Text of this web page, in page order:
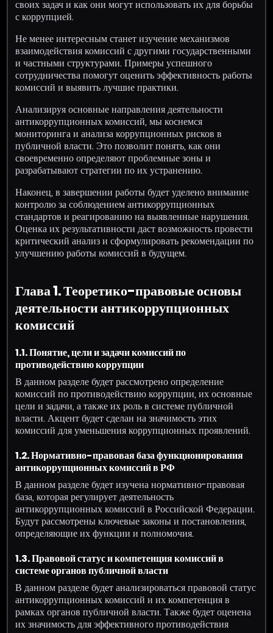
своих задач и как они могут использовать их для борьбы
с коррупцией.
Не менее интересным станет изучение механизмов
взаимодействия комиссий с другими государственными
и частными структурами. Примеры успешного
сотрудничества помогут оценить эффективность работы
комиссий и выявить лучшие практики.
Анализируя основные направления деятельности
антикоррупционных комиссий, мы коснемся
мониторинга и анализа коррупционных рисков в
публичной власти. Это позволит понять, как они
своевременно определяют проблемные зоны и
разрабатывают стратегии по их устранению.
Наконец, в завершении работы будет уделено внимание
контролю за соблюдением антикоррупционных
стандартов и реагированию на выявленные нарушения.
Оценка их результативности даст возможность провести
критический анализ и сформулировать рекомендации по
улучшению работы комиссий в будущем.
Глава 1. Теоретико-правовые основы
деятельности антикоррупционных
комиссий
1.1. Понятие, цели и задачи комиссий по
противодействию коррупции
В данном разделе будет рассмотрено определение
комиссий по противодействию коррупции, их основные
цели и задачи, а также их роль в системе публичной
власти. Акцент будет сделан на значимость этих
комиссий для уменьшения коррупционных проявлений.
1.2. Нормативно-правовая база функционирования
антикоррупционных комиссий в РФ
В данном разделе будет изучена нормативно-правовая
база, которая регулирует деятельность
антикоррупционных комиссий в Российской Федерации.
Будут рассмотрены ключевые законы и постановления,
определяющие их функции и полномочия.
1.3. Правовой статус и компетенция комиссий в
системе органов публичной власти
В данном разделе будет анализироваться правовой статус
антикоррупционных комиссий и их компетенция в
рамках органов публичной власти. Также будет оценена
их значимость для эффективного противодействия